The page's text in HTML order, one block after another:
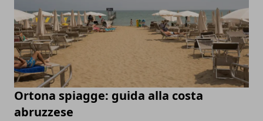
Ortona spiagge: guida alla costa
abruzzese